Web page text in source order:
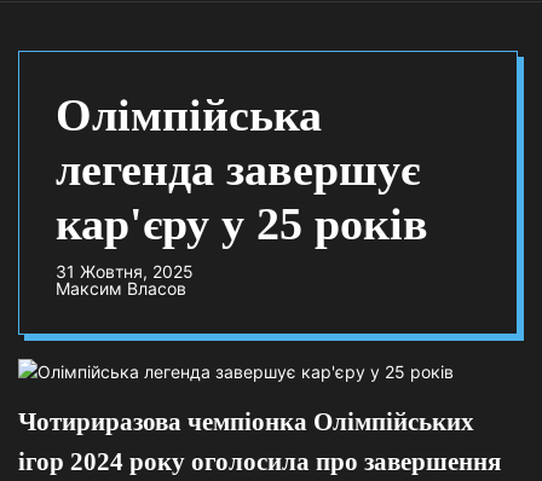
Олімпійська
легенда завершує
кар'єру у 25 років
31 Жовтня, 2025
Максим Власов
Чотириразова чемпіонка Олімпійських
ігор 2024 року оголосила про завершення